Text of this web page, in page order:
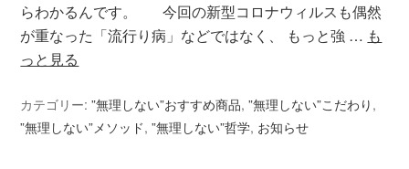
らわかるんです。 今回の新型コロナウィルスも偶然
が重なった「流行り病」などではなく、 もっと強 … も
っと見る
カテゴリー:”無理しない”おすすめ商品,”無理しない”こだわり ,
”無理しない”メソッド,”無理しない”哲学, お知らせ